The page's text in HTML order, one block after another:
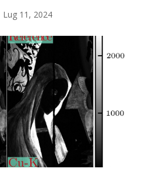
Lug 11, 2024